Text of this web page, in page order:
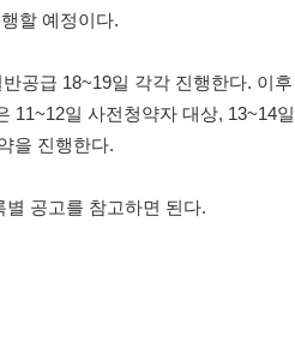
할 예정이다.
공급 18~19일 각각 진행한다. 이후
11~12일 사전청약자 대상, 13~14일
을 진행한다.
공고를 참고하면 된다.